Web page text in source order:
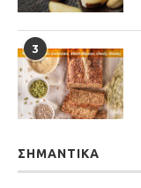
3
ΣΗΜΑΝΤΙΚΆ